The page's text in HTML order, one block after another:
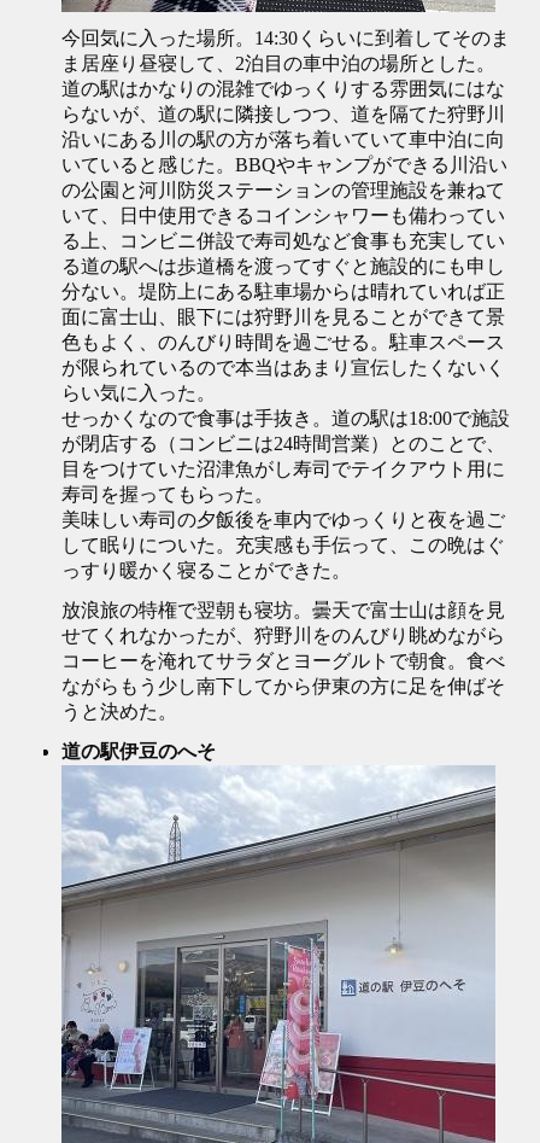
今回気に入った場所。14:30くらいに到着してそのま
ま居座り昼寝して、2泊目の車中泊の場所とした。
道の駅はかなりの混雑でゆっくりする雰囲気にはな
らないが、道の駅に隣接しつつ、道を隔てた狩野川
沿いにある川の駅の方が落ち着いていて車中泊に向
いていると感じた。BBQやキャンプができる川沿い
の公園と河川防災ステーションの管理施設を兼ねて
いて、日中使用できるコインシャワーも備わってい
る上、コンビニ併設で寿司処など食事も充実してい
る道の駅へは歩道橋を渡ってすぐと施設的にも申し
分ない。堤防上にある駐車場からは晴れていれば正
面に富士山、眼下には狩野川を見ることができて景
色もよく、のんびり時間を過ごせる。駐車スペース
が限られているので本当はあまり宣伝したくないく
らい気に入った。
せっかくなので食事は手抜き。道の駅は18:00で施設
が閉店する（コンビニは24時間営業）とのことで、
目をつけていた沼津魚がし寿司でテイクアウト用に
寿司を握ってもらった。
美味しい寿司の夕飯後を車内でゆっくりと夜を過ご
して眠りについた。充実感も手伝って、この晩はぐ
っすり暖かく寝ることができた。
放浪旅の特権で翌朝も寝坊。曇天で富士山は顔を見
せてくれなかったが、狩野川をのんびり眺めながら
コーヒーを淹れてサラダとヨーグルトで朝食。食べ
ながらもう少し南下してから伊東の方に足を伸ばそ
うと決めた。
道の駅伊豆のへそ